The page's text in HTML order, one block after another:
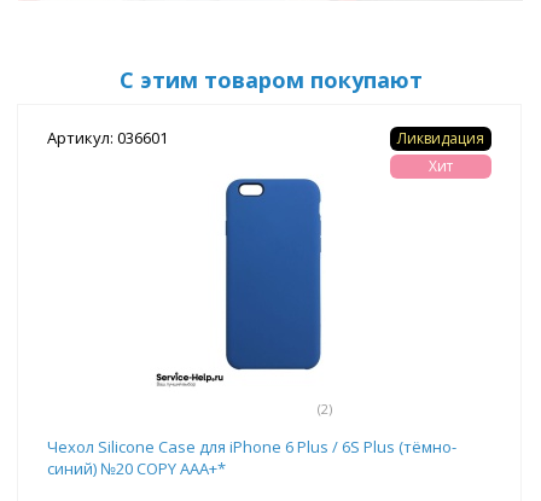
С этим товаром покупают
Артикул: 036601
(2)
Ликвидация
Хит
Чехол Silicone Case для iPhone 6 Plus / 6S Plus (тёмно-
синий) №20 COPY AAA+*